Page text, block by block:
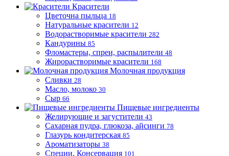
Красители
Цветочна пыльца 18
Натуральные красители 12
Водорастворимые красители 282
Кандурины 85
Фломастеры, спреи, распылители 48
Жирорастворимые красители 168
Молочная продукция
Сливки 28
Масло, молоко 30
Сыр 66
Пищевые ингредиенты
Желирующие и загустители 43
Сахарная пудра, глюкоза, айсинги 78
Глазурь кондитерская 85
Ароматизаторы 38
Специи, Консервация 101